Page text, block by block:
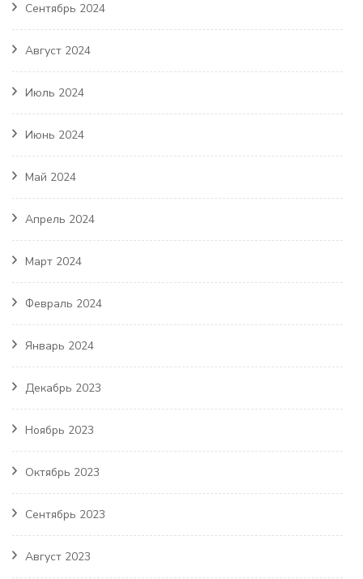
Сентябрь 2024
Август 2024
Июль 2024
Июнь 2024
Май 2024
Апрель 2024
Март 2024
Февраль 2024
Январь 2024
Декабрь 2023
Ноябрь 2023
Октябрь 2023
Сентябрь 2023
Август 2023